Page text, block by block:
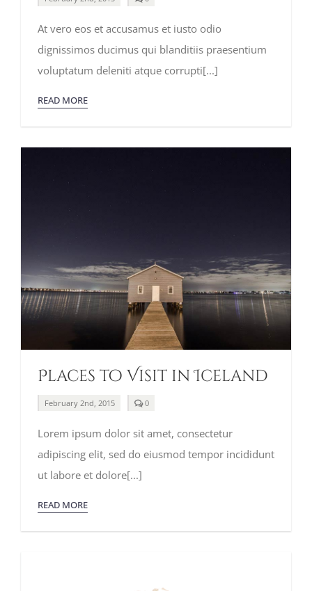
10
Retreats
Must
Visit
At vero eos et accusamus et iusto odio
dignissimos ducimus qui blanditiis praesentium
voluptatum deleniti atque corrupti[...]
READ MORE
Places to Visit in Iceland
February 2nd, 2015 0comments
to
in
Lorem ipsum dolor sit amet, consectetur
adipiscing elit, sed do eiusmod tempor incididunt
ut labore et dolore[...]
READ MORE